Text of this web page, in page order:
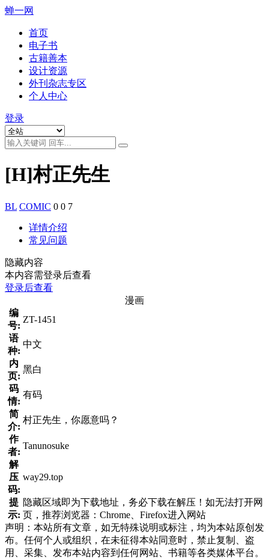
蝉一网
首页
电子书
古籍善本
设计资源
外刊杂志专区
个人中心
登录
[H]村正先生
BL COMIC 0 0 7
详情介绍
常见问题
隐藏内容
本内容需登录后查看
登录后查看
漫画
编
号:
ZT-1451
语
种:
中文
内
页:
黑白
码
情:
有码
简
介:
村正先生，你愿意吗？
作
者:
Tanunosuke
解
压
码:
way29.top
提
示:
隐藏区域即为下载地址，务必下载在解压！如无法打开网
页，推荐浏览器：Chrome、Firefox进入网站
声明：本站所有文章，如无特殊说明或标注，均为本站原创发
布。任何个人或组织，在未征得本站同意时，禁止复制、盗
用、采集、发布本站内容到任何网站、书籍等各类媒体平台。